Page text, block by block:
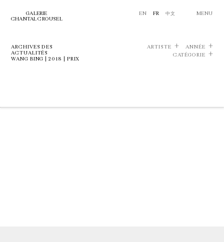
GALERIE
CHANTAL CROUSEL
EN FR 中文 MENU
ARCHIVES DES
ACTUALITÉS
WANG BING | 2018 | PRIX
ARTISTE
ANNÉE
CATÉGORIE